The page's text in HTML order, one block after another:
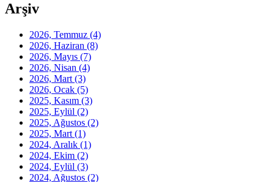
Arşiv
2026, Temmuz (4)
2026, Haziran (8)
2026, Mayıs (7)
2026, Nisan (4)
2026, Mart (3)
2026, Ocak (5)
2025, Kasım (3)
2025, Eylül (2)
2025, Ağustos (2)
2025, Mart (1)
2024, Aralık (1)
2024, Ekim (2)
2024, Eylül (3)
2024, Ağustos (2)